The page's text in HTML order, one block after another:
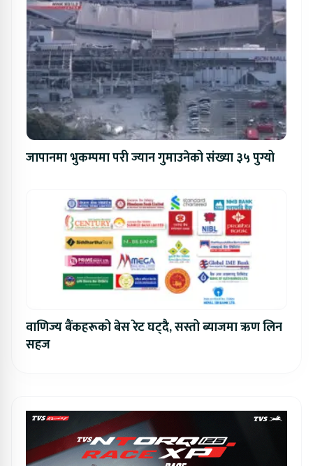
जापानमा भुकम्पमा परी ज्यान गुमाउनेको संख्या ३५ पुग्यो
वाणिज्य बैंकहरूको बेस रेट घट्दै, सस्तो ब्याजमा ऋण लिन
सहज